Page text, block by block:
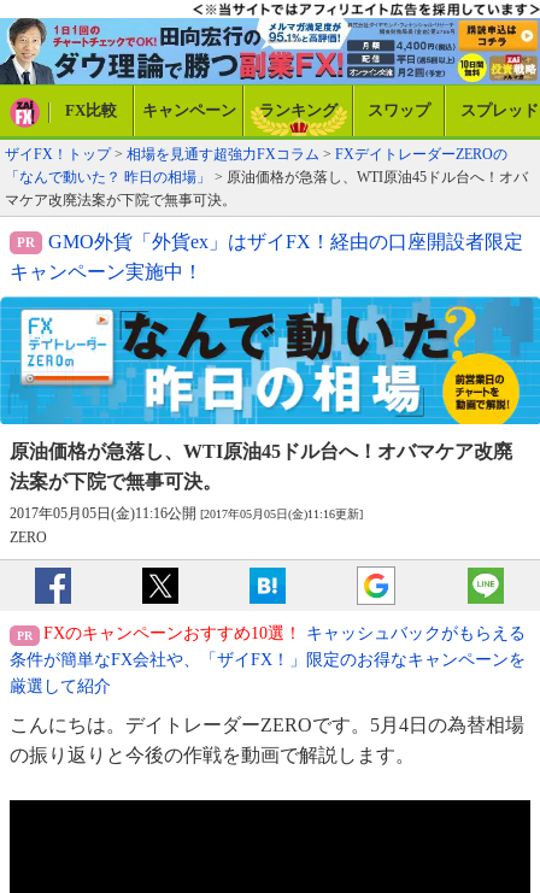
FX比較 キャンペーン ランキング スワップ スプレッド
ザイFX！トップ> 相場を見通す超強力FXコラム > FXデイトレーダーZEROの
「なんで動いた？ 昨日の相場」
> 原油価格が急落し、WTI原油45ドル台へ！オバ
マケア改廃法案が下院で無事可決。
GMO外貨「外貨ex」はザイFX！経由の口座開設者限定
キャンペーン実施中！
原油価格が急落し、WTI原油45ドル台へ！ オバマケア改廃
法案が下院で無事可決。
2017年05月05日(金)11:16公開 [2017年05月05日(金)11:16更新]
ZERO
FXのキャンペーンおすすめ10選！
キャッシュバックがもらえる
条件が簡単なFX会社や、「ザイFX！」限定のお得なキャンペーンを
厳選して紹介
こんにちは。デイトレーダーZEROです。5月4日の為替相場
の振り返りと今後の作戦を動画で解説します。